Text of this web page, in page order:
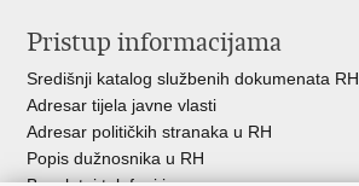
Pristup informacijama
Središnji katalog službenih dokumenata RH
Adresar tijela javne vlasti
Adresar političkih stranaka u RH
Popis dužnosnika u RH